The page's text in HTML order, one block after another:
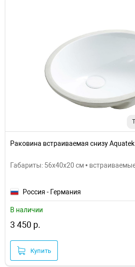
Раковина встраиваемая снизу
Габариты: 56x40x20 см •
Россия - Германия
В наличии
3 450 р.
Купить